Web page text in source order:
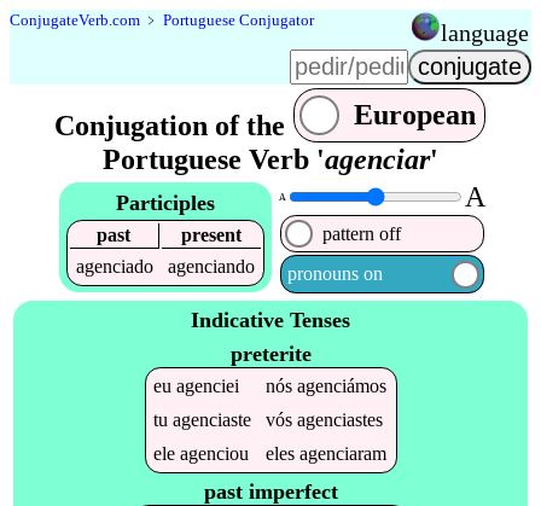
ConjugateVerb.com ﹥ Portuguese Conjugator language
Conjugation of the
European
Portuguese Verb 'agenciar'
Participles
past
present
agenciado
agenciando
A A
pattern off
pronouns on
Indicative Tenses
preterite
euagenciei nósagenciámos
tuagenciaste vósagenciastes
eleagenciou elesagenciaram
past imperfect